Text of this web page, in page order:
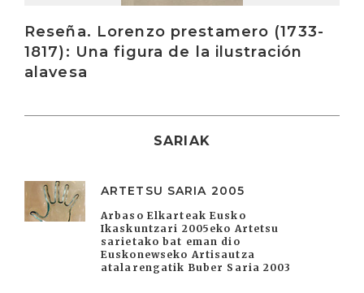
Reseña. Lorenzo prestamero (1733-
1817): Una figura de la ilustración
alavesa
SARIAK
ARTETSU SARIA 2005
Arbaso Elkarteak Eusko
Ikaskuntzari 2005eko Artetsu
sarietako bat eman dio
Euskonewseko Artisautza
atalarengatik Buber Saria 2003